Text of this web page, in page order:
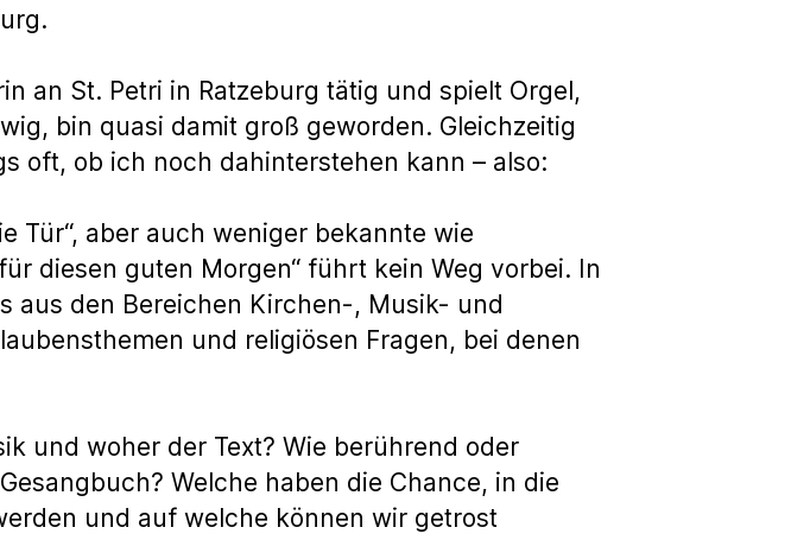
an St. Petri in Ratzeburg tätig und spielt Orgel,
bin quasi damit groß geworden. Gleichzeitig
oft, ob ich noch dahinterstehen kann – also:
Tür“, aber auch weniger bekannte wie
diesen guten Morgen“ führt kein Weg vorbei. In
aus den Bereichen Kirchen-, Musik- und
und religiösen Fragen, bei denen
und woher der Text? Wie berührend oder
Welche haben die Chance, in die
und auf welche können wir getrost